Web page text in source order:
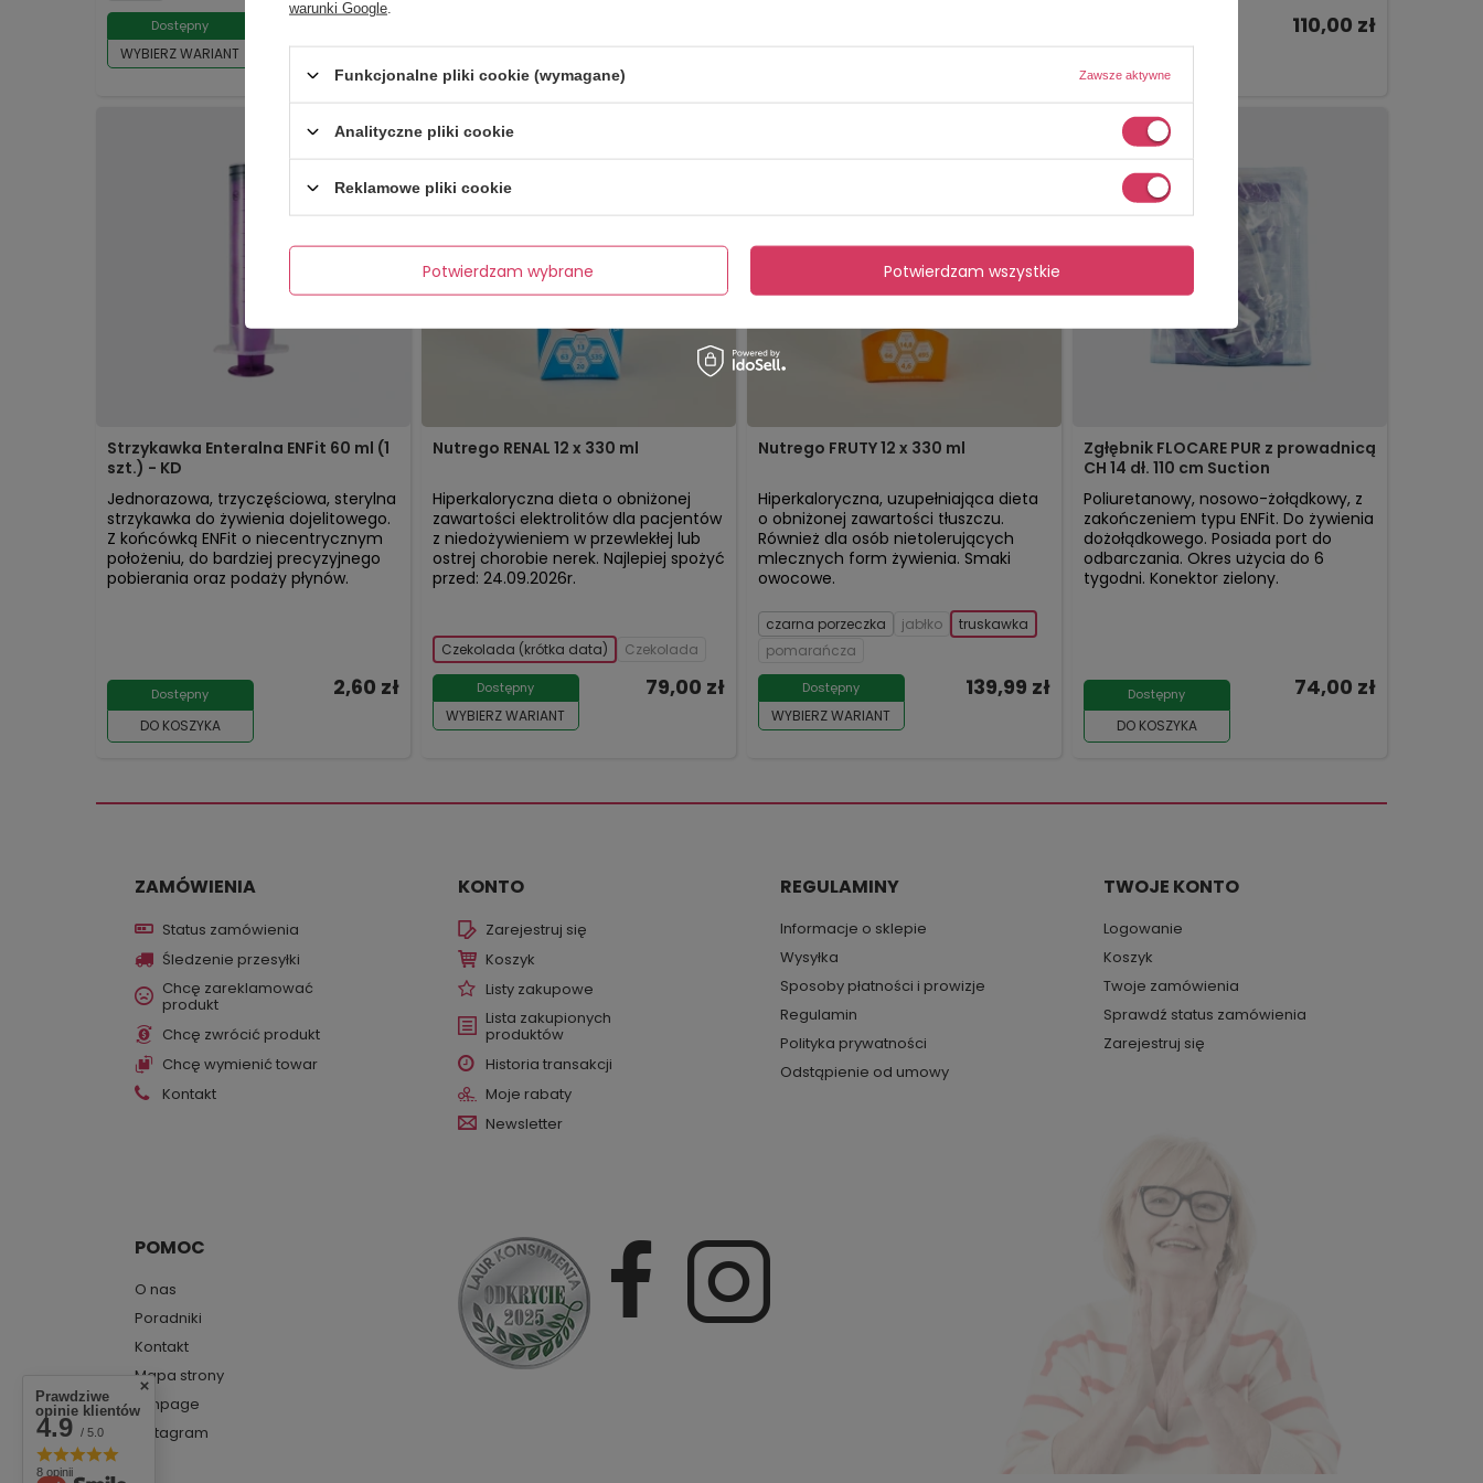
Dostępny
WYBIERZ WARIANT
84,00 zł 110,00 zł
Strzykawka Enteralna ENFit 60 ml (1
szt.) - KD
Jednorazowa, trzyczęściowa, sterylna
strzykawka do żywienia dojelitowego.
Z końcówką ENFit o niecentrycznym
położeniu, do bardziej precyzyjnego
pobierania oraz podaży płynów.
Dostępny
DO KOSZYKA
2,60 zł
Nutrego RENAL 12 x 330 ml
Hiperkaloryczna dieta o obniżonej
zawartości elektrolitów dla pacjentów
z niedożywieniem w przewlekłej lub
ostrej chorobie nerek. Najlepiej spożyć
przed: 24.09.2026r.
Czekolada (krótka data) Czekolada
Dostępny
WYBIERZ WARIANT
79,00 zł
Nutrego FRUTY 12 x 330 ml
Hiperkaloryczna, uzupełniająca dieta
o obniżonej zawartości tłuszczu.
Również dla osób nietolerujących
mlecznych form żywienia. Smaki
owocowe.
czarna porzeczka jabłko
truskawka
pomarańcza
Dostępny
WYBIERZ WARIANT
139,99 zł
Zgłębnik FLOCARE PUR z prowadnicą
CH 14 dł. 110 cm Suction
Poliuretanowy, nosowo-żołądkowy, z
zakończeniem typu ENFit. Do żywienia
dożołądkowego. Posiada port do
odbarczania. Okres użycia do 6
tygodni. Konektor zielony.
Dostępny
DO KOSZYKA
74,00 zł
ZAMÓWIENIA
Status zamówienia
Śledzenie przesyłki
Chcę zareklamować
produkt
Chcę zwrócić produkt
Chcę wymienić towar
Kontakt
KONTO
Zarejestruj się
Koszyk
Listy zakupowe
Lista zakupionych
produktów
Historia transakcji
Moje rabaty
Newsletter
REGULAMINY
Informacje o sklepie
Wysyłka
Sposoby płatności i prowizje
Regulamin
Polityka prywatności
Odstąpienie od umowy
TWOJE KONTO
Logowanie
Koszyk
Twoje zamówienia
Sprawdź status zamówienia
Zarejestruj się
POMOC
O nas
Poradniki
Kontakt
Mapa strony
Fanpage
Instagram
Prawdziwe
opinie klientów
4.9 / 5.0
8 opinii
warunki Google
Funkcjonalne pliki cookie (wymagane) Zawsze aktywne
Analityczne pliki cookie
Reklamowe pliki cookie
Potwierdzam wybrane Potwierdzam wszystkie